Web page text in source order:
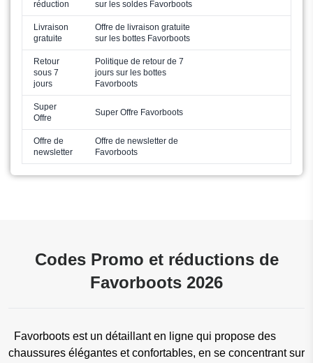
réduction sur les soldes Favorboots
Livraison
gratuite
Offre de livraison gratuite
sur les bottes Favorboots
Retour
sous 7
jours
Politique de retour de 7
jours sur les bottes
Favorboots
Super
Offre
Super Offre Favorboots
Offre de
newsletter
Offre de newsletter de
Favorboots
Codes Promo et réductions de
Favorboots 2026
Favorboots est un détaillant en ligne qui propose des
chaussures élégantes et confortables, en se concentrant sur